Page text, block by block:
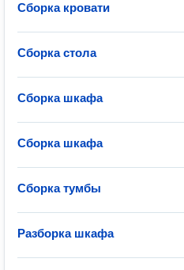
Сборка кровати
Сборка стола
Сборка шкафа
Сборка шкафа
Сборка тумбы
Разборка шкафа